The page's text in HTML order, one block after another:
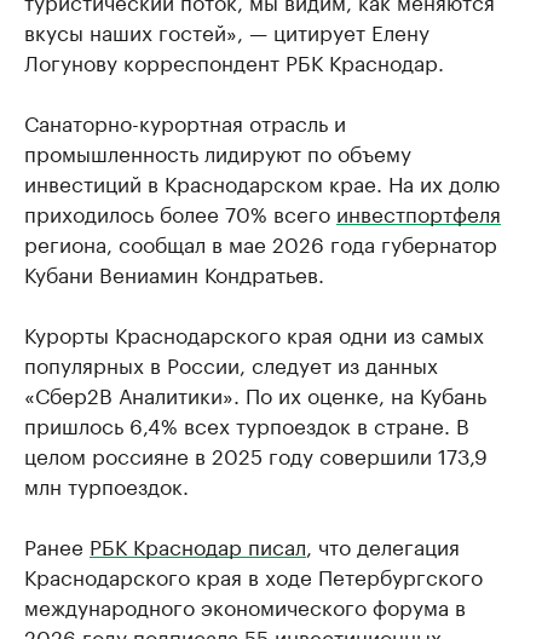
вкусы наших гостей», — цитирует Елену
Логунову корреспондент РБК Краснодар.
Санаторно-курортная отрасль и
промышленность лидируют по объему
инвестиций в Краснодарском крае. На их долю
приходилось более 70% всего инвестпортфеля
региона, сообщал в мае 2026 года губернатор
Кубани Вениамин Кондратьев.
Курорты Краснодарского края одни из самых
популярных в России, следует из данных
«Сбер2В Аналитики». По их оценке, на Кубань
пришлось 6,4% всех турпоездок в стране. В
целом россияне в 2025 году совершили 173,9
млн турпоездок.
Ранее РБК Краснодар писал , что делегация
Краснодарского края в ходе Петербургского
международного экономического форума в